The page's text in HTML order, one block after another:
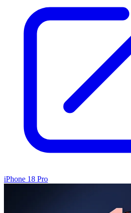
iPhone 18 Pro